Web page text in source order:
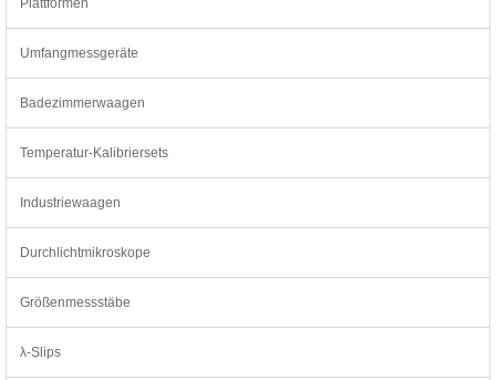
Umfangmessgeräte
Badezimmerwaagen
Temperatur-Kalibriersets
Industriewaagen
Durchlichtmikroskope
Größenmessstäbe
λ-Slips